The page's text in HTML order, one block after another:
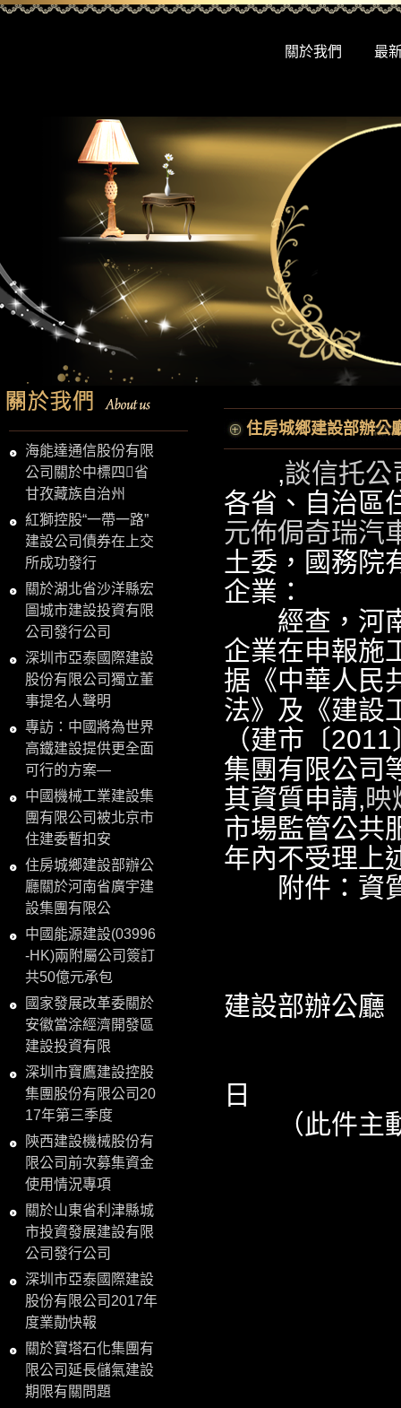
關於我們 最
海能達通信股份有限
公司關於中標四省
甘孜藏族自治州
紅獅控股“一帶一路”
建設公司債券在上交
所成功發行
關於湖北省沙洋縣宏
圖城市建設投資有限
公司發行公司
深圳市亞泰國際建設
股份有限公司獨立董
事提名人聲明
專訪：中國將為世界
高鐵建設提供更全面
可行的方案—
中國機械工業建設集
團有限公司被北京市
住建委暫扣安
住房城鄉建設部辦公
廳關於河南省廣宇建
設集團有限公
中國能源建設(03996
-HK)兩附屬公司簽訂
共50億元承包
國家發展改革委關於
安徽當涂經濟開發區
建設投資有限
深圳市寶鷹建設控股
集團股份有限公司20
17年第三季度
陝西建設機械股份有
限公司前次募集資金
使用情況專項
關於山東省利津縣城
市投資發展建設有限
公司發行公司
深圳市亞泰國際建設
股份有限公司2017年
度業勣快報
關於寶塔石化集團有
限公司延長儲氣建設
期限有關問題
住房城鄉建設部辦公
,談信托公
各省、自治區
元佈侷奇瑞汽
土委，國務院
企業：
經查，河南
企業在申報施
据《中華人民
法》及《建設
（建市〔
集團有限公司
其資質申請,映
市場監管公共
年內不受理上
附件：資質
建設部辦公廳
日
（此件主